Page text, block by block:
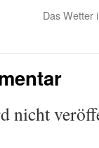
Das Wetter
nicht